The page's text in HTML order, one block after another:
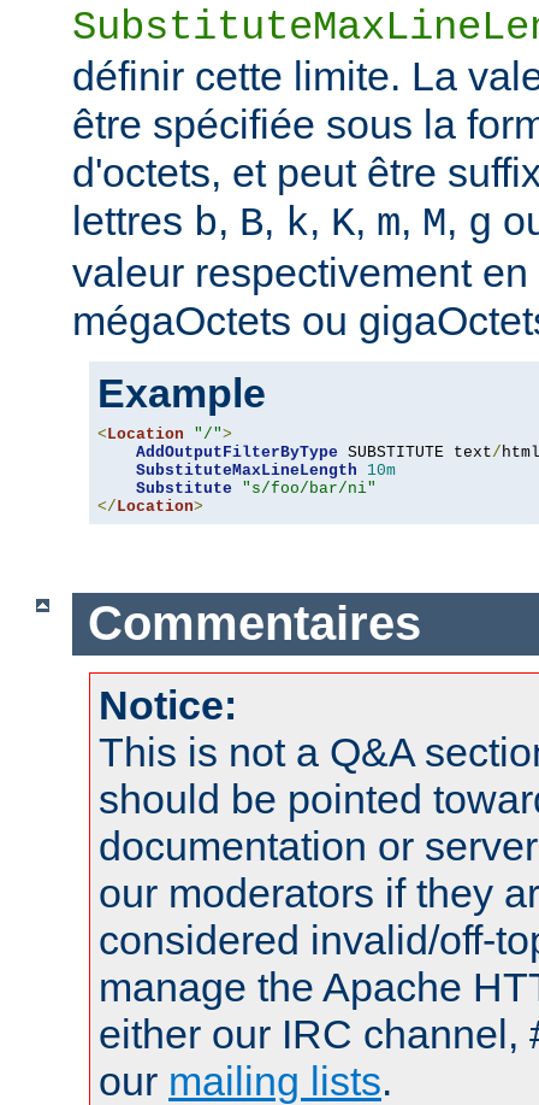
définir cette limite. La
être spécifiée sous la
d'octets, et peut être
lettres b, B, k, K, m, M, g
valeur respectivement
mégaOctets ou
Example
<Location "/">
AddOutputFilterByType SUBSTITUTE text/ html
SubstituteMaxLineLength
10m
Substitute
"s/foo/bar/ni"
</Location>
Commentaires
Notice:
This is not a Q&A
should be pointed
documentation or
our moderators if they
considered invalid/off-
manage the Apache
either our IRC channel,
our mailing lists.